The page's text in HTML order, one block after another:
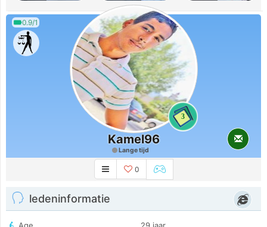
0.9/1
3
Kamel96
Lange tijd
0
ledeninformatie